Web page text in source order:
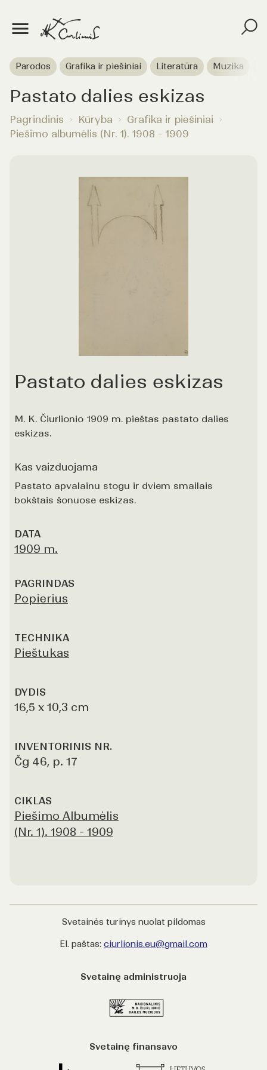
Parodos Grafika ir piešiniai Literatūra Muzika
Pastato dalies eskizas
Pagrindinis Kūryba
Grafika ir piešiniai
Piešimo albumėlis (Nr. 1). 1908 - 1909
Pastato dalies eskizas
M. K. Čiurlionio 1909 m. pieštas pastato dalies
eskizas.
Kas vaizduojama
Pastato apvalainu stogu ir dviem smailais
bokštais šonuose eskizas.
DATA
1909 m.
PAGRINDAS
Popierius
TECHNIKA
Pieštukas
DYDIS
16,5 x 10,3 cm
INVENTORINIS NR.
Čg 46, p. 17
CIKLAS
Piešimo Albumėlis
(Nr. 1). 1908 - 1909
Svetainės turinys nuolat pildomas
El. paštas: ciurlionis.eu@gmail.com
Svetainę administruoja
Svetainę finansavo